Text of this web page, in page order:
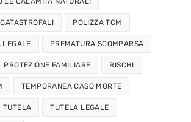
POLIZZA TCM
LEGALE PREMATURA SCOMPARSA
PROTEZIONE FAMILIARE RISCHI
TEMPORANEA CASO MORTE
TUTELA TUTELA LEGALE